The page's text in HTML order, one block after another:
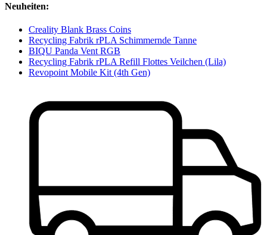
Neuheiten:
Creality Blank Brass Coins
Recycling Fabrik rPLA Schimmernde Tanne
BIQU Panda Vent RGB
Recycling Fabrik rPLA Refill Flottes Veilchen (Lila)
Revopoint Mobile Kit (4th Gen)